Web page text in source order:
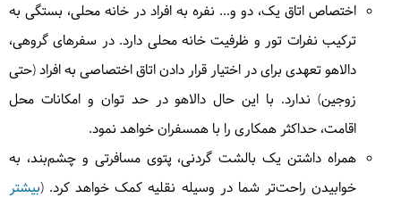
حدود 6 ساعت کوهپیمایی در شیب متوسط
صبحانه در خانه محلی توسط دالاهو ناهار در طبیعت توسط
گردشگر
اختصاص اتاق یک، دو و... نفره به افراد در خانه محلی، بستگی به
ترکیب نفرات تور و ظرفیت خانه محلی دارد. در سفرهای گروهی،
دالاهو تعهدی برای در اختیار قرار دادن اتاق اختصاصی به افراد (حتی
زوجین) ندارد. با این حال دالاهو در حد توان و امکانات محل
اقامت، حداکثر همکاری را با همسفران خواهد نمود.
همراه داشتن یک بالشت گردنی، پتوی مسافرتی و چشم‌بند، به
خوابیدن راحت‌تر شما در وسیله نقلیه کمک خواهد کرد. (بیشتر